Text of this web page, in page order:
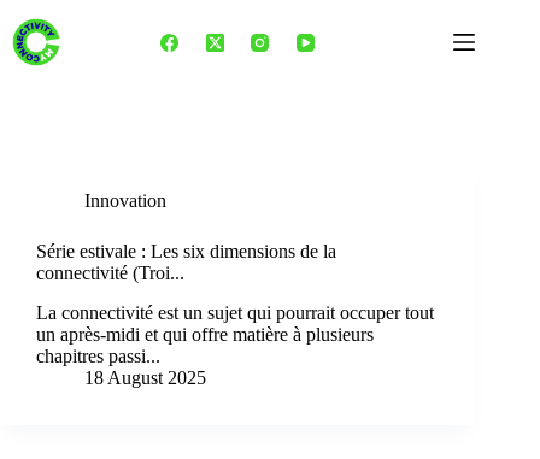
content
Innovation
Série estivale : Les six dimensions de la
connectivité (Troi...
La connectivité est un sujet qui pourrait occuper tout
un après-midi et qui offre matière à plusieurs
chapitres passi...
18 August 2025